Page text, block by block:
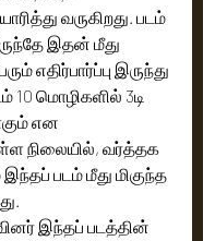
வருகிறது. படம்
இதன் மீது
எதிர்பார்ப்பு இருந்து
10 மொழிகளில் 3டி
என
நிலையில், வர்த்தக
படம் மீது மிகுந்த
இந்தப் படத்தின்